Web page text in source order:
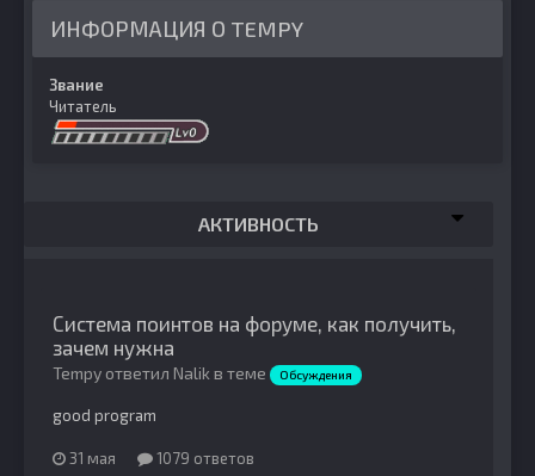
ИНФОРМАЦИЯ О TEMPY
Звание
Читатель
АКТИВНОСТЬ
Система поинтов на форуме, как получить,
зачем нужна
Tempy ответил Nalik в теме Обсуждения
good program
31 мая 1079 ответов